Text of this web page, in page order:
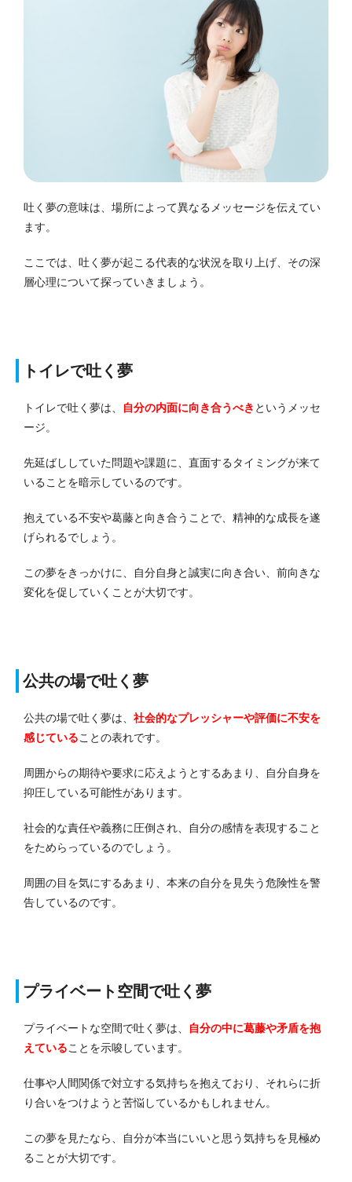
吐く夢の意味は、場所によって異なるメッセージを伝えてい
ます。
ここでは、吐く夢が起こる代表的な状況を取り上げ、その深
層心理について探っていきましょう。
トイレで吐く夢
トイレで吐く夢は、 自分の内面に向き合うべき というメッセ
ージ。
先延ばししていた問題や課題に、直面するタイミングが来て
いることを暗示しているのです。
抱えている不安や葛藤と向き合うことで、精神的な成長を遂
げられるでしょう。
この夢をきっかけに、自分自身と誠実に向き合い、前向きな
変化を促していくことが大切です。
公共の場で吐く夢
公共の場で吐く夢は、 社会的なプレッシャーや評価に不安を
感じていることの表れです。
周囲からの期待や要求に応えようとするあまり、自分自身を
抑圧している可能性があります。
社会的な責任や義務に圧倒され、自分の感情を表現すること
をためらっているのでしょう。
周囲の目を気にするあまり、本来の自分を見失う危険性を警
告しているのです。
プライベート空間で吐く夢
プライベートな空間で吐く夢は、
自分の中に葛藤や矛盾を抱
えていることを示唆しています。
仕事や人間関係で対立する気持ちを抱えており、それらに折
り合いをつけようと苦悩しているかもしれません。
この夢を見たなら、自分が本当にいいと思う気持ちを見極め
ることが大切です。